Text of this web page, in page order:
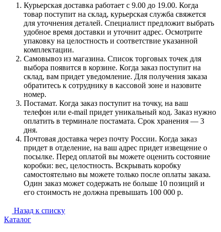
Курьерская доставка работает с 9.00 до 19.00. Когда
товар поступит на склад, курьерская служба свяжется
для уточнения деталей. Специалист предложит выбрать
удобное время доставки и уточнит адрес. Осмотрите
упаковку на целостность и соответствие указанной
комплектации.
Самовывоз из магазина. Список торговых точек для
выбора появится в корзине. Когда заказ поступит на
склад, вам придет уведомление. Для получения заказа
обратитесь к сотруднику в кассовой зоне и назовите
номер.
Постамат. Когда заказ поступит на точку, на ваш
телефон или e-mail придет уникальный код. Заказ нужно
оплатить в терминале постамата. Срок хранения — 3
дня.
Почтовая доставка через почту России. Когда заказ
придет в отделение, на ваш адрес придет извещение о
посылке. Перед оплатой вы можете оценить состояние
коробки: вес, целостность. Вскрывать коробку
самостоятельно вы можете только после оплаты заказа.
Один заказ может содержать не больше 10 позиций и
его стоимость не должна превышать 100 000 р.
Назад к списку
Каталог